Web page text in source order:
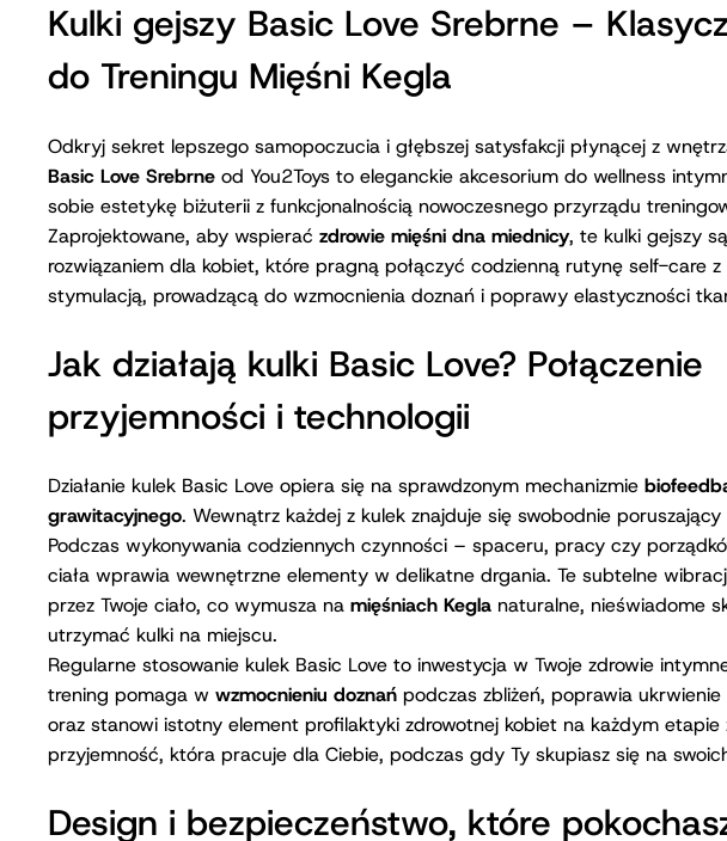
Kulki gejszy Basic Love Srebrne –
do Treningu Mięśni Kegla
Odkryj sekret lepszego samopoczucia i głębszej satysfakcji płynącej z
Basic Love Srebrneod You2Toys to eleganckie akcesorium do wellness
sobie estetykę biżuterii z funkcjonalnością nowoczesnego przyrządu
Zaprojektowane, aby wspieraćzdrowie mięśni dna miednicy , te kulki gejszy
stymulacją, prowadzącą do wzmocnienia doznań i poprawy elastyczności
Jak działają kulki Basic Love? Połączenie
przyjemności i technologii
Działanie kulek Basic Love opiera się na sprawdzonym mechanizmie
grawitacyjnego. Wewnątrz każdej z kulek znajduje się swobodnie poruszający
Podczas wykonywania codziennych czynności – spaceru, pracy czy
ciała wprawia wewnętrzne elementy w delikatne drgania. Te subtelne
przez Twoje ciało, co wymusza namięśniach Keglanaturalne, nieświadome
utrzymać kulki na miejscu.
Regularne stosowanie kulek Basic Love to inwestycja w Twoje zdrowie
trening pomaga w wzmocnieniu doznańpodczas zbliżeń, poprawia ukrwienie
przyjemność, która pracuje dla Ciebie, podczas gdy Ty skupiasz się na